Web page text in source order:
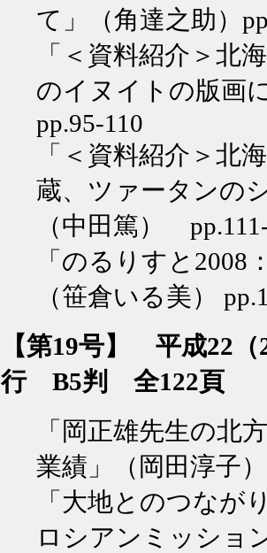
て」（角達之助）
「＜資料紹介＞北
のイヌイトの版画
pp.95-110
「＜資料紹介＞北
蔵、ツァータンの
（中田篤）
「のるりすと
（笹倉いる美）
【第19号】 平成22（
行 B5判 全122頁
「岡正雄先生の北
業績」（岡田淳子
「大地とのつなが
ロシアンミッショ